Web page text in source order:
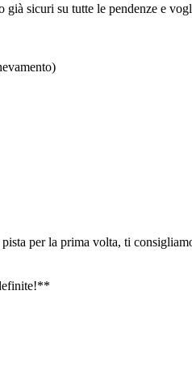
sicuri su tutte le pendenze e
per la prima volta, ti